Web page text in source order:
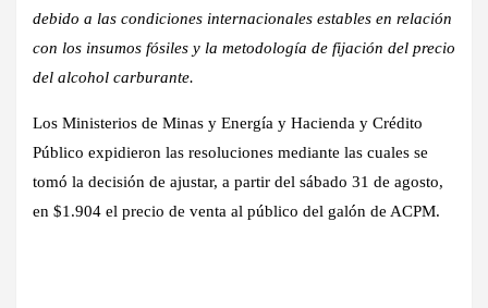
debido a las condiciones internacionales estables en relación
con los insumos fósiles y la metodología de fijación del precio
del alcohol carburante.
Los Ministerios de Minas y Energía y Hacienda y Crédito
Público expidieron las resoluciones mediante las cuales se
tomó la decisión de ajustar, a partir del sábado 31 de agosto,
en $1.904 el precio de venta al público del galón de ACPM.